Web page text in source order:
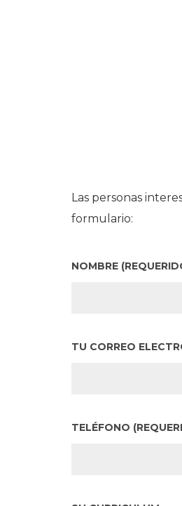
Las personas
formulario:
NOMBRE
TU CORREO
TELÉFONO